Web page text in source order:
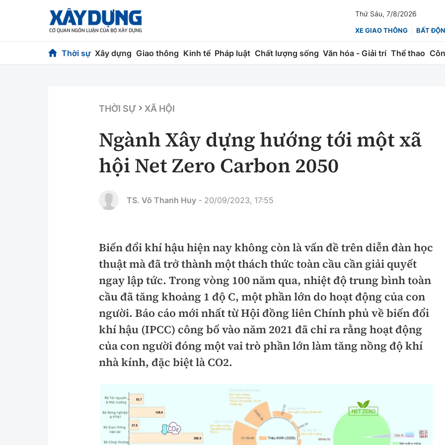
Thứ Sáu, 7/8/2026
XE GIAO THÔNG BẤT
Thời sự Xây dựng Giao thông Kinh tế Pháp luật Chất lượng sống Văn hóa - Giải trí Thể thao
Chuyện dọc đường
Chỉ đạo điều hành
Vật liệu xây dựng
Giám định chất lượng
Hàng không
Đường sắt
Hàng hải
Đường sắt đô thị
Nhà thầu
Mời thầu - Đấu thầu
Thi viết về Ngành
Chứng khoán
An ninh hình sự
Giao thông 24h
ATGT địa phương
Văn hóa giao thông
Lái xe an toàn
Chung tay vì ATGT
Gương sáng giao thông
xem thêm
Chất lượng sống Văn hóa - Giải Trí
Văn hóa
Thể thao
Bóng đá
Công nghệ
Công nghệ mới
THỜI SỰ XÃ HỘI
Ngành Xây dựng hướng tới một xã
hội Net Zero Carbon 2050
TS. Võ Thanh Huy - 20/09/2023, 17:55
Biến đổi khí hậu hiện nay không còn là vấn đề trên diễn đàn học
thuật mà đã trở thành một thách thức toàn cầu cần giải quyết
ngay lập tức. Trong vòng 100 năm qua, nhiệt độ trung bình toàn
cầu đã tăng khoảng 1 độ C, một phần lớn do hoạt động của con
người. Báo cáo mới nhất từ Hội đồng liên Chính phủ về biến đổi
khí hậu (IPCC) công bố vào năm 2021 đã chỉ ra rằng hoạt động
của con người đóng một vai trò phần lớn làm tăng nồng độ khí
nhà kính, đặc biệt là CO2.